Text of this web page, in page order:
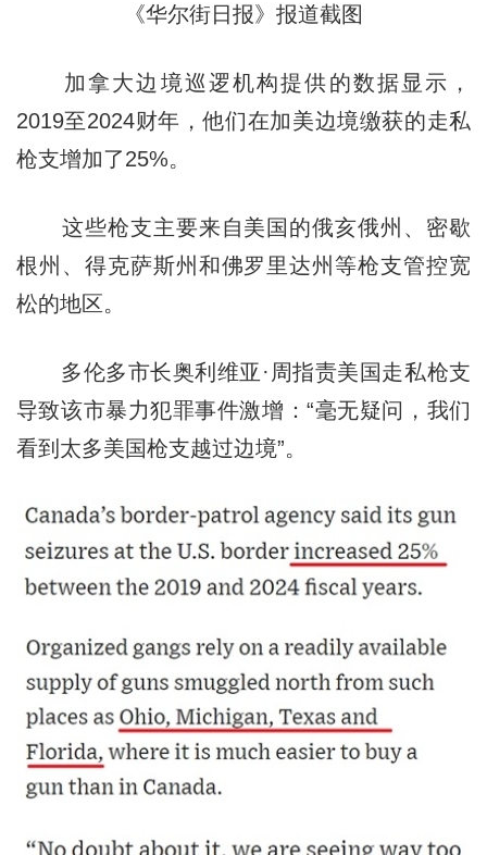
《华尔街日报》报道截图
加拿大边境巡逻机构提供的数据显示，
2019至2024财年，他们在加美边境缴获的走私
枪支增加了25%。
这些枪支主要来自美国的俄亥俄州、密歇
根州、得克萨斯州和佛罗里达州等枪支管控宽
松的地区。
多伦多市长奥利维亚·周指责美国走私枪支
导致该市暴力犯罪事件激增：“毫无疑问，我们
看到太多美国枪支越过边境”。